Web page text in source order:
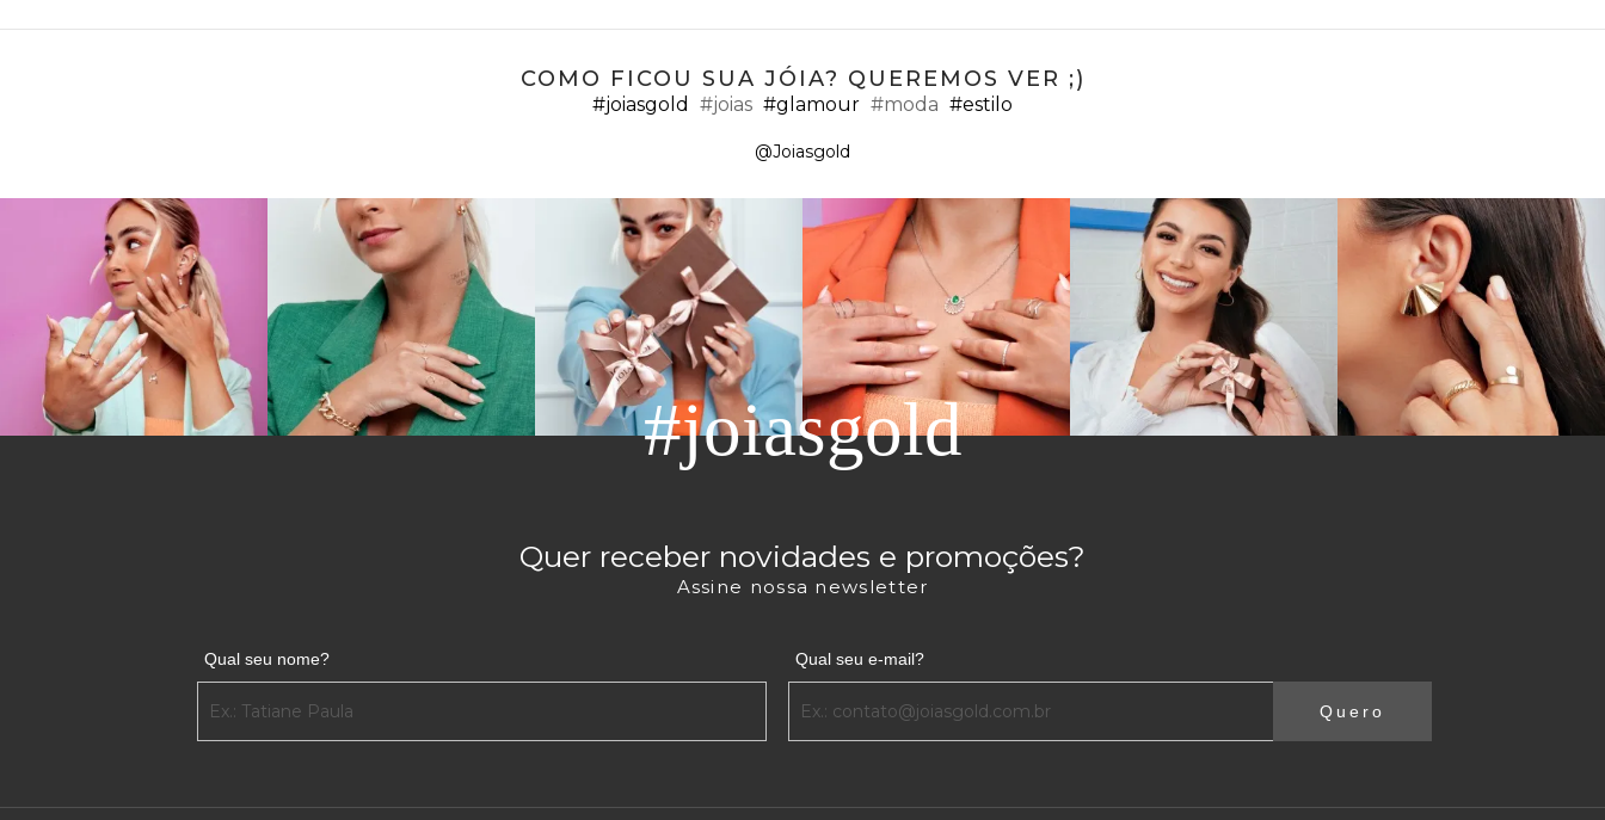
COMO FICOU SUA JÓIA? QUEREMOS VER ;)
#joiasgold #joias #glamour #moda #estilo
@Joiasgold
#joiasgold
Quer receber novidades e promoções?
Assine nossa newsletter
Qual seu nome? Qual seu e-mail?
Quero